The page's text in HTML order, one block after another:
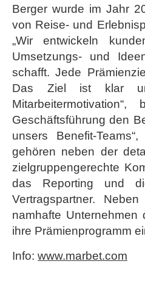
Berger wurde im Jahr
von Reise- und
„Wir entwickeln
Umsetzungs- und
schafft. Jede
Das Ziel ist klar
Geschäftsführung den
unsers Benefit-
gehören neben der
zielgruppengerechte
das Reporting und
Vertragspartner.
namhafte
ihre Prämienprogramm
Info: www.marbet.com